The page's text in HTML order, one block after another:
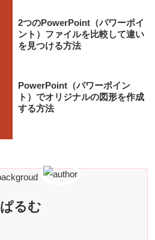
2つのPowerPoint（パワーポイ
ント）ファイルを比較して違い
を見つける方法
PowerPoint（パワーポイン
ト）でオリジナルの図形を作成
する方法
ぱるむ